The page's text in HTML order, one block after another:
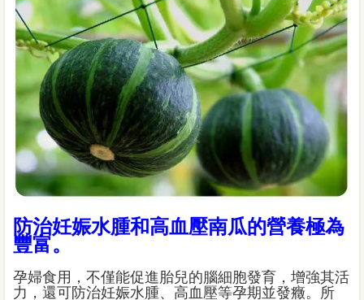
防治妊娠水腫和高血壓南瓜的營養極為
豐富。
孕婦食用，不僅能促進胎兒的腦細胞發育，增強其活
力，還可防治妊娠水腫、高血壓等孕期並發癥。所